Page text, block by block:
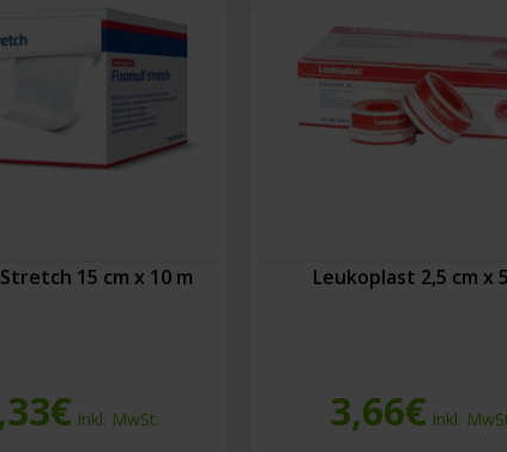
15 cm x 10 m
€ Inkl. MwSt.
Leukoplast 2,5 cm x
3,66€ Inkl.